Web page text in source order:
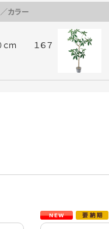
カラー
ｃｍ １６７